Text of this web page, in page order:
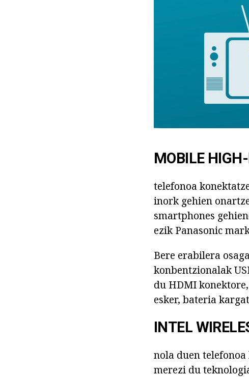
MOBILE
telefonoa
inork gehien
smartphones
ezik Panasonic
Bere erabilera
konbentzionalak
du HDMI
esker, bateria
INTEL
nola duen
merezi du